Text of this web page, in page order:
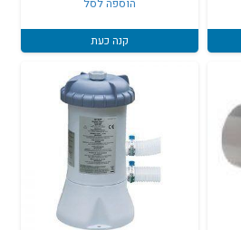
היה:
₪60.
₪50.
הוספה לסל
קנה כעת